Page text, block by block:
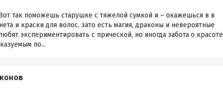
так поможешь старушке с тяжелой сумкой и – окажешься в в
и краски для волос, зато есть магия, драконы и невероятные
экспериментировать с прической, но иногда забота о красоте
по...